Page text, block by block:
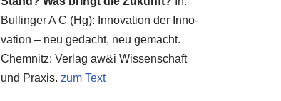
Bul­lin­ger A C (Hg): Inno­va­ti­on der Inno­
va­ti­on – neu gedacht, neu gemacht.
Chem­nitz: Ver­lag aw&i Wis­sen­schaft
und Pra­xis. zum Text